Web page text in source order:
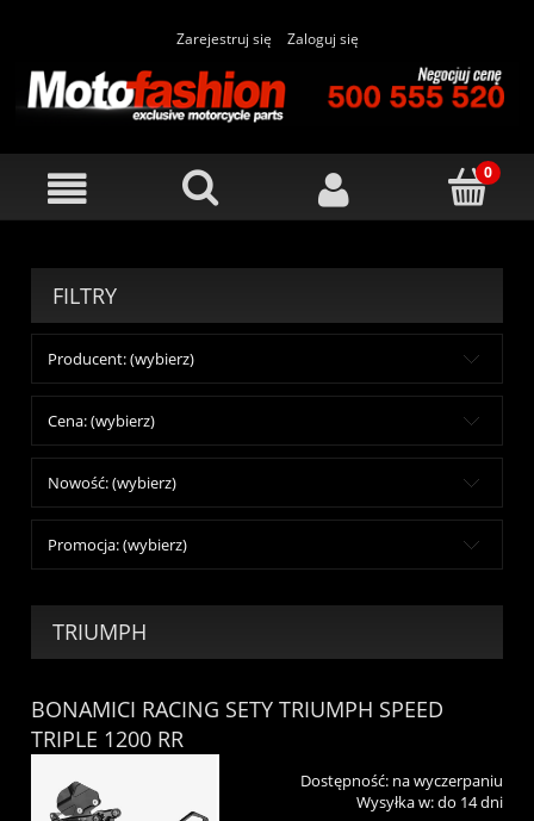
Zarejestruj się Zaloguj się
FILTRY
Producent: (wybierz)
Cena: (wybierz)
Nowość: (wybierz)
Promocja: (wybierz)
TRIUMPH
BONAMICI RACING SETY TRIUMPH SPEED
TRIPLE 1200 RR
Dostępność: na wyczerpaniu
Wysyłka w:do 14 dni